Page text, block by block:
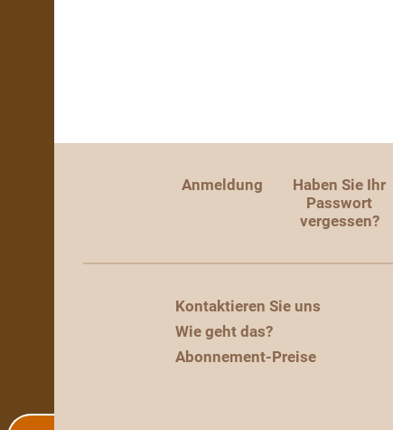
Anmeldung
Haben Sie Ihr
Passwort
vergessen?
Kontaktieren Sie uns
Wie geht das?
Abonnement-Preise